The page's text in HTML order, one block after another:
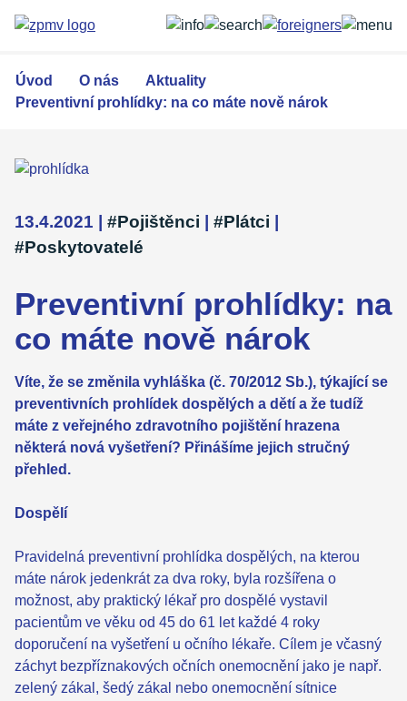
obsahu
Úvod O nás
Aktuality
Preventivní prohlídky: na co máte nově nárok
13.4.2021 #Pojištěnci #Plátci
#Poskytovatelé
Preventivní prohlídky: na
co máte nově nárok
Víte, že se změnila vyhláška (č. 70/2012 Sb.), týkající se
preventivních prohlídek dospělých a dětí a že tudíž
máte z veřejného zdravotního pojištění hrazena
některá nová vyšetření? Přinášíme jejich stručný
přehled.
Dospělí
Pravidelná preventivní prohlídka dospělých, na kterou
máte nárok jedenkrát za dva roky, byla rozšířena o
možnost, aby praktický lékař pro dospělé vystavil
pacientům ve věku od 45 do 61 let každé 4 roky
doporučení na vyšetření u očního lékaře. Cílem je včasný
záchyt bezpříznakových očních onemocnění jako je např.
zelený zákal, šedý zákal nebo onemocnění sítnice